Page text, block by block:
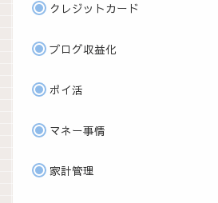
クレジットカード
ブログ収益化
ポイ活
マネー事情
家計管理